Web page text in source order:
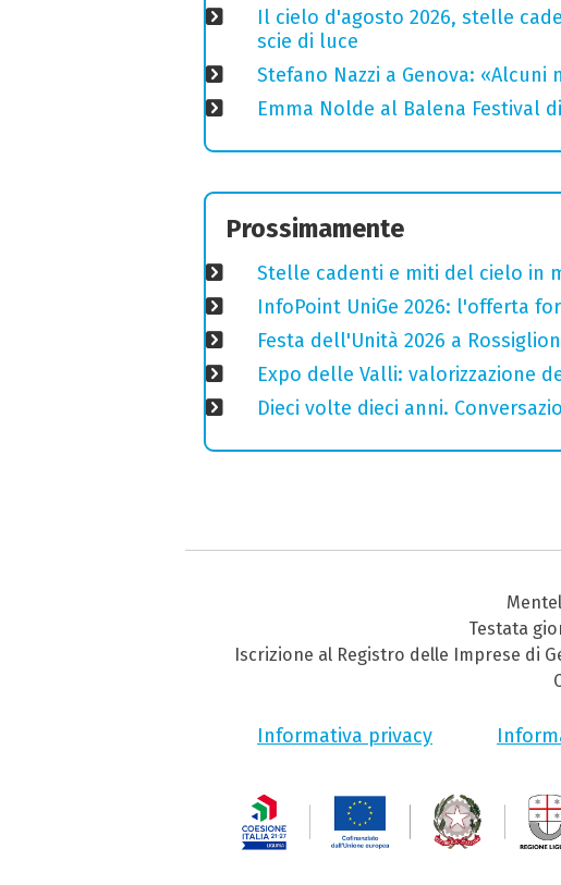
Il cielo d'agosto 2026, stelle
scie di luce
Stefano Nazzi a Genova:
Emma Nolde al Balena Festival
Prossimamente
Stelle cadenti e miti del cielo in
InfoPoint UniGe 2026: l'offerta
Festa dell'Unità 2026 a
Expo delle Valli: valorizzazione
Dieci volte dieci anni.
Testata
Iscrizione al Registro delle Imprese di
Informativa privacy